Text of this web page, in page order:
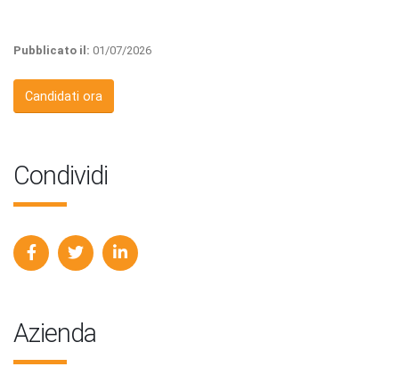
Pubblicato il: 01/07/2026
Candidati ora
Condividi
Azienda